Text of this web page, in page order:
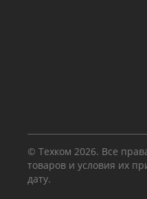
© Техком 2026. Все
товаров и условия их
дату.